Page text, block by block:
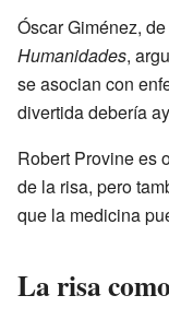
Óscar Giménez,
Humanidades,
se asocian con
divertida debería
Robert Provine es
de la risa, pero
que la medicina
La risa